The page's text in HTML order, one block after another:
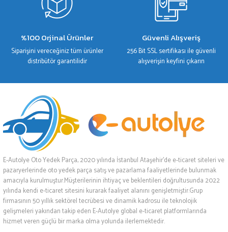
%100 Orjinal Ürünler
Siparişini vereceğiniz tüm ürünler
distribütör garantilidir
Güvenli Alışveriş
256 Bit SSL sertifikası ile güvenli
alışverişin keyfini çıkarın
E-Autolye Oto Yedek Parça, 2020 yılında İstanbul Ataşehir’de e-ticaret siteleri ve
pazaryerlerinde oto yedek parça satış ve pazarlama faaliyetlerinde bulunmak
amacıyla kurulmuştur.Müşterilerinin ihtiyaç ve beklentileri doğrultusunda 2022
yılında kendi e-ticaret sitesini kurarak faaliyet alanını genişletmiştir.Grup
firmasının 50 yıllık sektörel tecrübesi ve dinamik kadrosu ile teknolojik
gelişmeleri yakından takip eden E-Autolye global e-ticaret platformlarında
hizmet veren güçlü bir marka olma yolunda ilerlemektedir.